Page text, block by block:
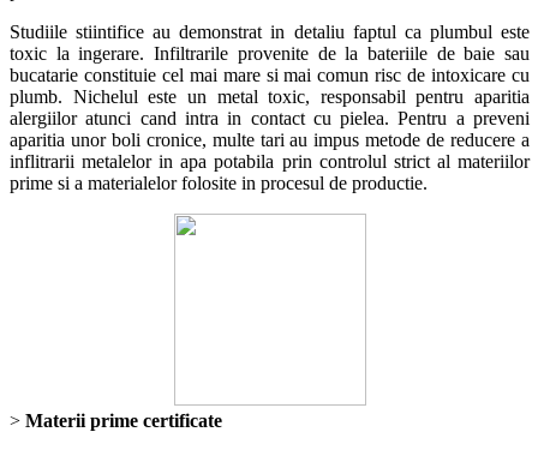
Studiile stiintifice au demonstrat in detaliu faptul ca plumbul este
toxic la ingerare. Infiltrarile provenite de la bateriile de baie sau
bucatarie constituie cel mai mare si mai comun risc de intoxicare cu
plumb. Nichelul este un metal toxic, responsabil pentru aparitia
alergiilor atunci cand intra in contact cu pielea. Pentru a preveni
aparitia unor boli cronice, multe tari au impus metode de reducere a
inflitrarii metalelor in apa potabila prin controlul strict al materiilor
prime si a materialelor folosite in procesul de productie.
> Materii prime certificate